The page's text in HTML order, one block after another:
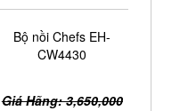
Bộ nồi Chefs EH-
CW4430
Giá Hãng: 3,650,000